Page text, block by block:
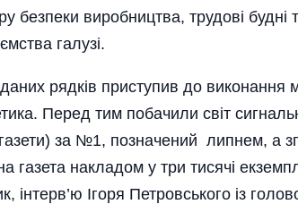
безпеки виробництва, трудові
галузі.
рядків приступив до виконання
Перед тим побачили світ
за №1, позначений липнем, а
газета накладом у три тисячі
інтерв’ю Ігоря Петровського із